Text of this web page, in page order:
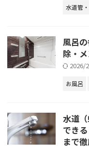
水道管
風呂
除・
2026/
お風呂
水道
でき
まで